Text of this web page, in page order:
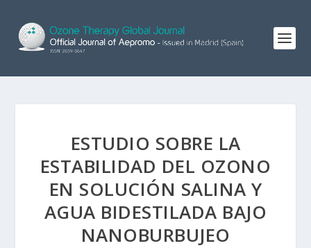
ESTUDIO SOBRE LA
ESTABILIDAD DEL OZONO
EN SOLUCIÓN SALINA Y
AGUA BIDESTILADA BAJO
NANOBURBUJEO